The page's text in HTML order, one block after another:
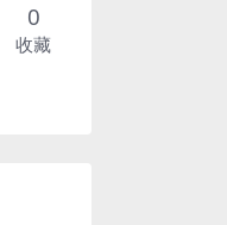
0
收藏